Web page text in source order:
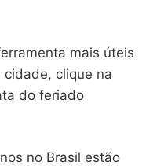
mais úteis
cidade, clique na
do feriado
no Brasil estão